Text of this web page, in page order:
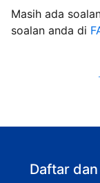
Masih ada
soalan anda di
Mula
Daftar